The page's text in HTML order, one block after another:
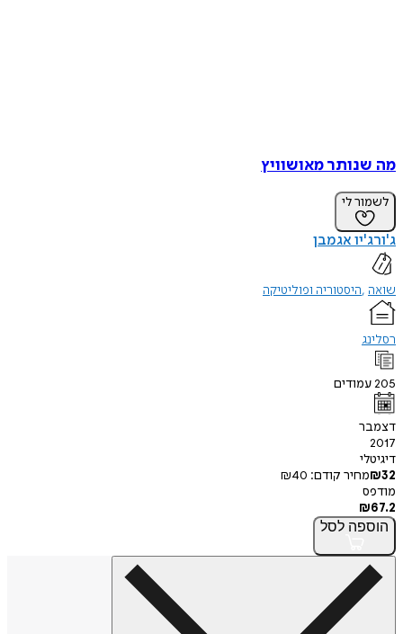
מה שנותר מאושוויץ
לשמור לי
ג'ורג'יו אגמבן
שואה היסטוריה ופוליטיקה
רסלינג
205עמודים
דצמבר
2017
דיגיטלי
₪32 מחיר קודם: ₪40
מודפס
₪67.2
הוספה לסל